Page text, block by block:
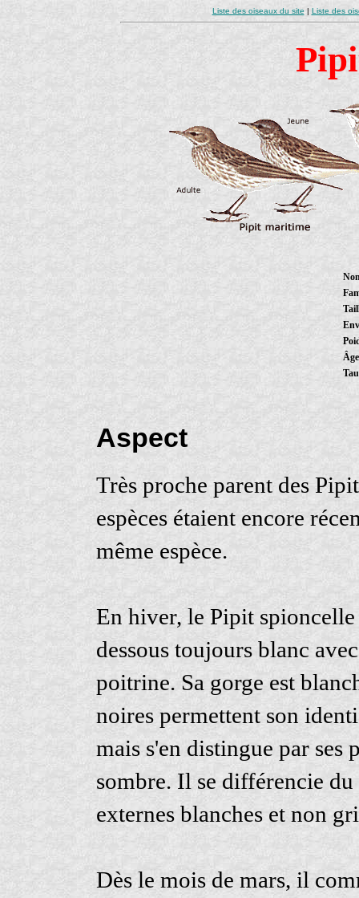
Liste des oiseaux du site | Liste des
Aspect
Très proche parent des
espèces étaient encore
même espèce.
En hiver, le Pipit
dessous toujours blanc
poitrine. Sa gorge est
noires permettent son
mais s'en distingue par ses
sombre. Il se différencie
externes blanches et non
Dès le mois de mars, il